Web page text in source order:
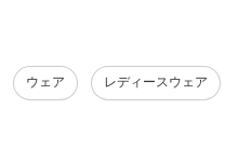
ウェア レディースウェア